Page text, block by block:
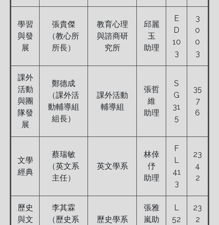
學習
與發
展
張貴傑
（教心所
所長）
教育心理
與諮商研
究所
邱麗
玉
助理
E
D
10
3
3
0
0
3
課外
活動
與團
隊發
展
鄭德成
（課外活
動輔導組
組長）
課外活動
輔導組
張哲
維
助理
S
G
31
5
35
7
6
文學
經典
蔡瑞敏
（英文系
主任）
英文學系
林倖
伃
助理
F
L
41
3
23
4
2
歷史
與文
李其霖
（歷史系
歷史學系
張雅
嵐助
L
52
23
2